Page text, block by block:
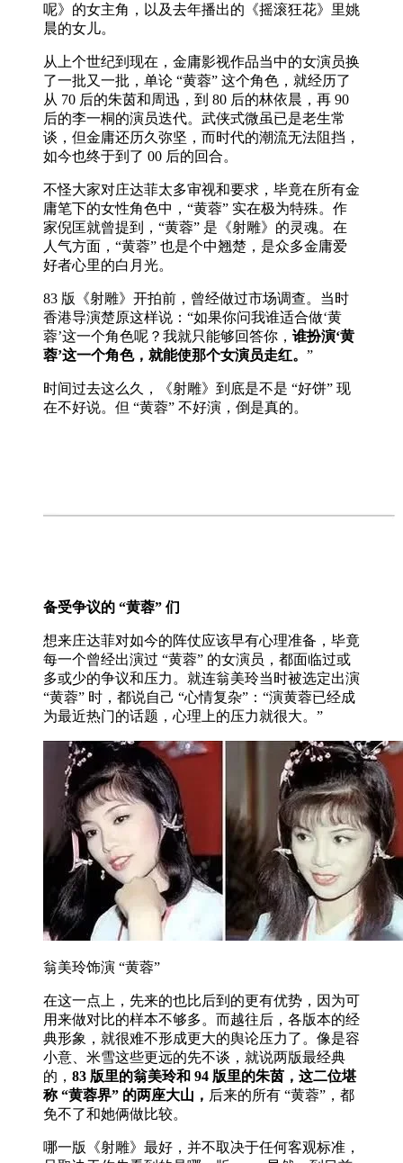
呢》的女主角，以及去年播出的《摇滚狂花》里姚
晨的女儿。
从上个世纪到现在，金庸影视作品当中的女演员换
了一批又一批，单论 “黄蓉” 这个角色，就经历了
从 70 后的朱茵和周迅，到 80 后的林依晨，再 90
后的李一桐的演员迭代。武侠式微虽已是老生常
谈，但金庸还历久弥坚，而时代的潮流无法阻挡，
如今也终于到了 00 后的回合。
不怪大家对庄达菲太多审视和要求，毕竟在所有金
庸笔下的女性角色中，“黄蓉” 实在极为特殊。作
家倪匡就曾提到，“黄蓉” 是《射雕》的灵魂。在
人气方面，“黄蓉” 也是个中翘楚，是众多金庸爱
好者心里的白月光。
83 版《射雕》开拍前，曾经做过市场调查。当时
香港导演楚原这样说：“如果你问我谁适合做‘黄
蓉’这一个角色呢？我就只能够回答你， 谁扮演‘黄
蓉’这一个角色，就能使那个女演员走红。 ”
时间过去这么久，《射雕》到底是不是 “好饼” 现
在不好说。但 “黄蓉” 不好演，倒是真的。
备受争议的 “黄蓉” 们
想来庄达菲对如今的阵仗应该早有心理准备，毕竟
每一个曾经出演过 “黄蓉” 的女演员，都面临过或
多或少的争议和压力。就连翁美玲当时被选定出演
“黄蓉” 时，都说自己 “心情复杂”：“演黄蓉已经成
为最近热门的话题，心理上的压力就很大。”
翁美玲饰演 “黄蓉”
在这一点上，先来的也比后到的更有优势，因为可
用来做对比的样本不够多。而越往后，各版本的经
典形象，就很难不形成更大的舆论压力了。像是容
小意、米雪这些更远的先不谈，就说两版最经典
的， 83 版里的翁美玲和 94 版里的朱茵，这二位堪
称 “黄蓉界” 的两座大山， 后来的所有 “黄蓉”，都
免不了和她俩做比较。
哪一版《射雕》最好，并不取决于任何客观标准，